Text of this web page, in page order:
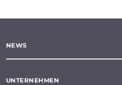
NEWS
UNTERNEHMEN